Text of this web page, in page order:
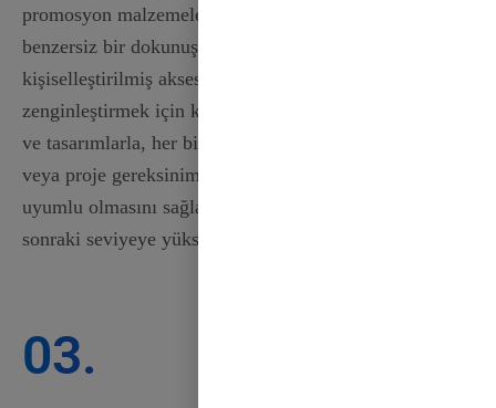
promosyon malzemeleri tasarlıyor olun, kurdelelerimiz
benzersiz bir dokunuş katar. Bunları parti hediyeleri,
kişiselleştirilmiş aksesuarlar veya ev dekorunuzu
zenginleştirmek için kullanın. Özelleştirilebilir renkler
ve tasarımlarla, her bir kurdelenin etkinliğinizin teması
veya proje gereksinimleriyle sorunsuz bir şekilde
uyumlu olmasını sağlayabilir ve kreasyonlarınızı bir
sonraki seviyeye yükseltebilirsiniz.
03.